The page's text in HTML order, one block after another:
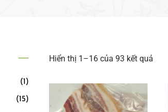
(1)
(15)
Hiển thị 1–16 của 93 kết quả